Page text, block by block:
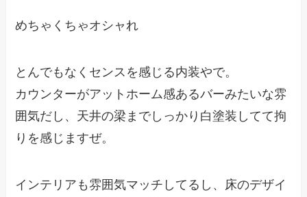
めちゃくちゃオシャれ
とんでもなくセンスを感じる内装やで。
カウンターがアットホーム感あるバーみたいな雰
囲気だし、天井の梁までしっかり白塗装してて拘
りを感じますぜ。
インテリアも雰囲気マッチしてるし、床のデザイ